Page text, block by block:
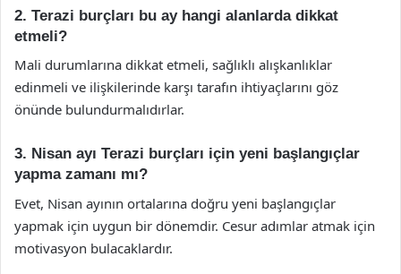
2. Terazi burçları bu ay hangi alanlarda dikkat
etmeli?
Mali durumlarına dikkat etmeli, sağlıklı alışkanlıklar
edinmeli ve ilişkilerinde karşı tarafın ihtiyaçlarını göz
önünde bulundurmalıdırlar.
3. Nisan ayı Terazi burçları için yeni başlangıçlar
yapma zamanı mı?
Evet, Nisan ayının ortalarına doğru yeni başlangıçlar
yapmak için uygun bir dönemdir. Cesur adımlar atmak için
motivasyon bulacaklardır.